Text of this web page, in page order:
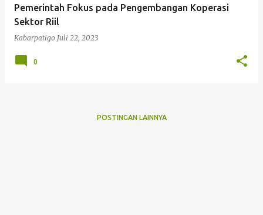
Pemerintah Fokus pada Pengembangan Koperasi
Sektor Riil
Kabarpatigo Juli 22, 2023
0
POSTINGAN LAINNYA